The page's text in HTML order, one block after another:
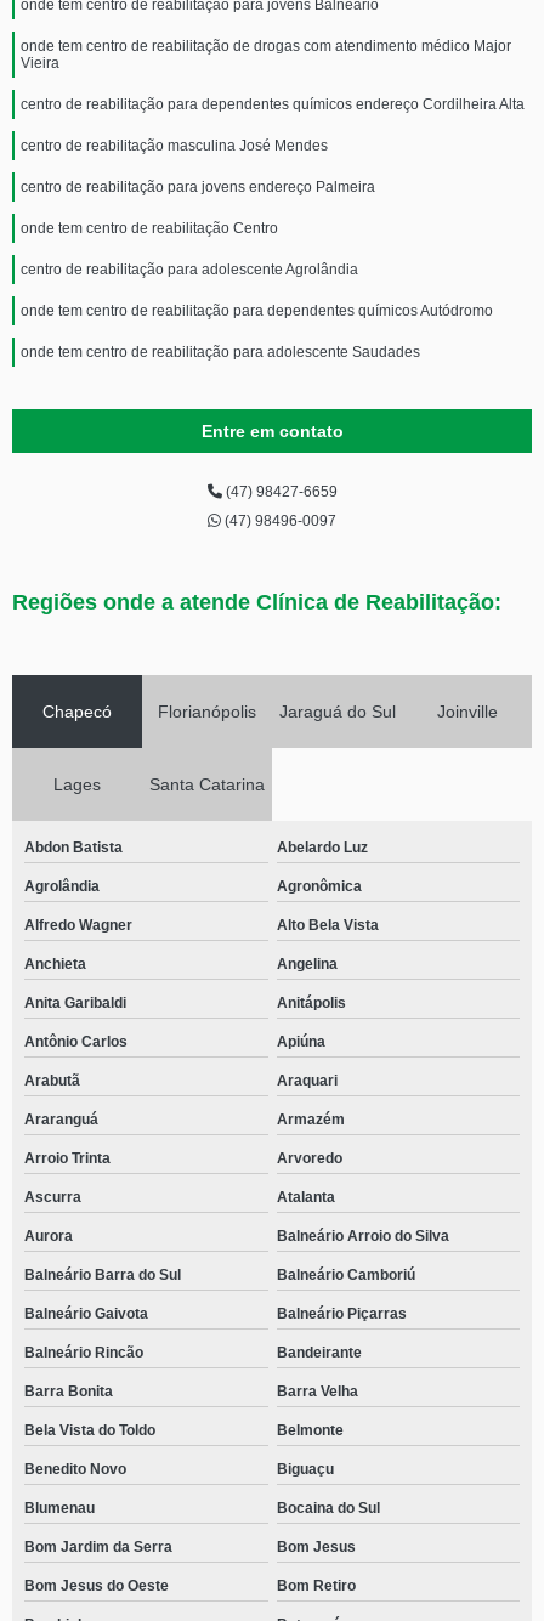
onde tem centro de reabilitação para jovens Balneário
onde tem centro de reabilitação de drogas com atendimento médico Major
Vieira
centro de reabilitação para dependentes químicos endereço Cordilheira Alta
centro de reabilitação masculina José Mendes
centro de reabilitação para jovens endereço Palmeira
onde tem centro de reabilitação Centro
centro de reabilitação para adolescente Agrolândia
onde tem centro de reabilitação para dependentes químicos Autódromo
onde tem centro de reabilitação para adolescente Saudades
Entre em contato
(47) 98427-6659
(47) 98496-0097
Regiões onde a atende Clínica de Reabilitação:
Chapecó Florianópolis Jaraguá do Sul Joinville
Lages Santa Catarina
Abdon Batista Abelardo Luz
Agrolândia Agronômica
Alfredo Wagner Alto Bela Vista
Anchieta Angelina
Anita Garibaldi Anitápolis
Antônio Carlos Apiúna
Arabutã Araquari
Araranguá Armazém
Arroio Trinta Arvoredo
Ascurra Atalanta
Aurora Balneário Arroio do Silva
Balneário Barra do Sul Balneário Camboriú
Balneário Gaivota Balneário Piçarras
Balneário Rincão Bandeirante
Barra Bonita Barra Velha
Bela Vista do Toldo Belmonte
Benedito Novo Biguaçu
Blumenau Bocaina do Sul
Bom Jardim da Serra Bom Jesus
Bom Jesus do Oeste Bom Retiro